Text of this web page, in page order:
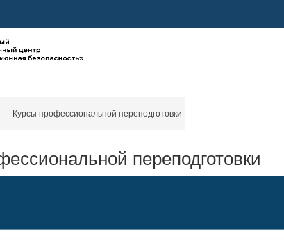
Курсы профессиональной переподготовки
переподготовки